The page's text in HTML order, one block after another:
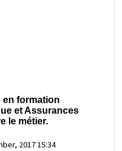
en formation
et Assurances
le métier.
2017 15:34